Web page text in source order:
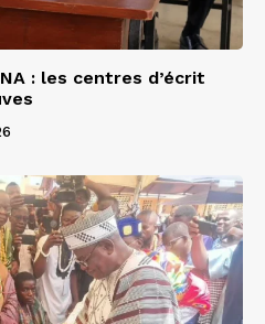
: les centres d’écrit